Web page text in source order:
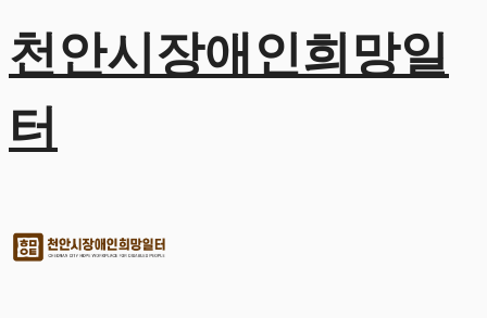
천안시장애인희망일
터